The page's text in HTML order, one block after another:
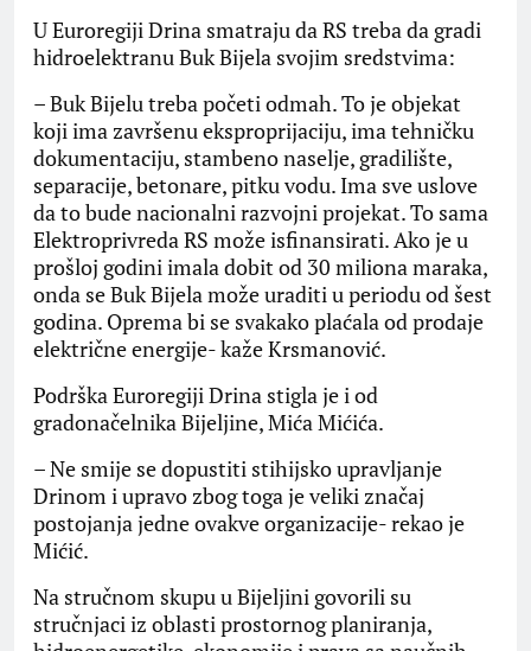
U Euroregiji Drina smatraju da RS treba da gradi
hidroelektranu Buk Bijela svojim sredstvima:
– Buk Bijelu treba početi odmah. To je objekat
koji ima završenu eksproprijaciju, ima tehničku
dokumentaciju, stambeno naselje, gradilište,
separacije, betonare, pitku vodu. Ima sve uslove
da to bude nacionalni razvojni projekat. To sama
Elektroprivreda RS može isfinansirati. Ako je u
prošloj godini imala dobit od 30 miliona maraka,
onda se Buk Bijela može uraditi u periodu od šest
godina. Oprema bi se svakako plaćala od prodaje
električne energije- kaže Krsmanović.
Podrška Euroregiji Drina stigla je i od
gradonačelnika Bijeljine, Mića Mićića.
– Ne smije se dopustiti stihijsko upravljanje
Drinom i upravo zbog toga je veliki značaj
postojanja jedne ovakve organizacije- rekao je
Mićić.
Na stručnom skupu u Bijeljini govorili su
stručnjaci iz oblasti prostornog planiranja,